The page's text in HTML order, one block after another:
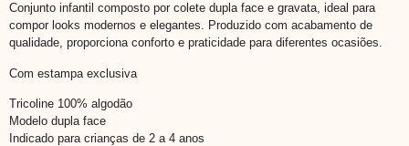
Conjunto infantil composto por colete dupla face e gravata, ideal para
compor looks modernos e elegantes. Produzido com acabamento de
qualidade, proporciona conforto e praticidade para diferentes ocasiões.
Com estampa exclusiva
Tricoline 100% algodão
Modelo dupla face
Indicado para crianças de 2 a 4 anos